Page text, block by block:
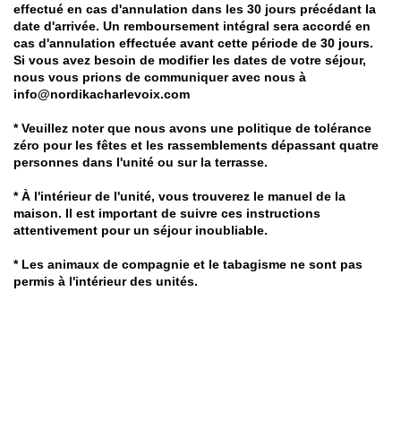
effectué en cas d'annulation dans les 30 jours précédant la
date d'arrivée. Un remboursement intégral sera accordé en
cas d'annulation effectuée avant cette période de 30 jours.
Si vous avez besoin de modifier les dates de votre séjour,
nous vous prions de communiquer avec nous à
info@nordikacharlevoix.com
* Veuillez noter que nous avons une politique de tolérance
zéro pour les fêtes et les rassemblements dépassant quatre
personnes dans l'unité ou sur la terrasse.
* À l'intérieur de l'unité, vous trouverez le manuel de la
maison. Il est important de suivre ces instructions
attentivement pour un séjour inoubliable.
* Les animaux de compagnie et le tabagisme ne sont pas
permis à l'intérieur des unités.